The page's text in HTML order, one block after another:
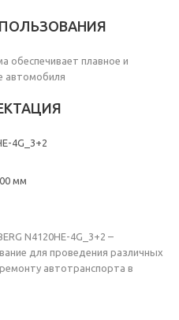
обеспечивает плавное и
автомобиля
4G_3+2
мм
N4120HE-4G_3+2 –
для проведения различных
автотранспорта в